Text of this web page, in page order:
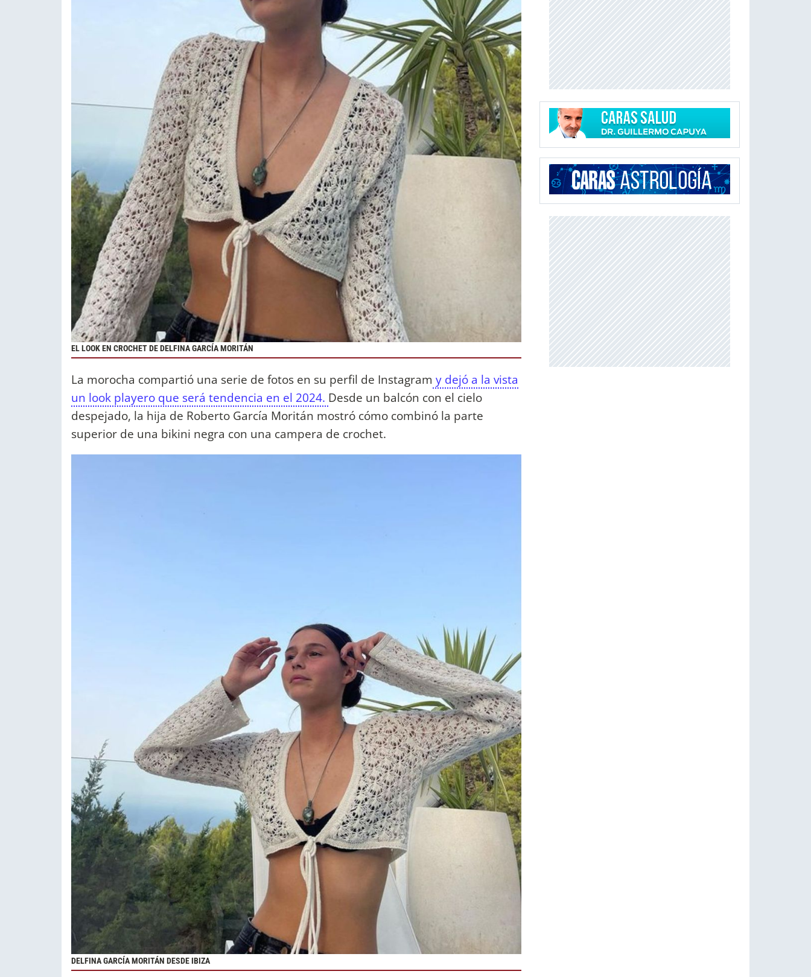
EL LOOK EN CROCHET DE DELFINA GARCÍA MORITÁN
La morocha compartió una serie de fotos en su perfil de Instagram y dejó a la vista
un look playero que será tendencia en el 2024. Desde un balcón con el cielo
despejado, la hija de Roberto García Moritán mostró cómo combinó la parte
superior de una bikini negra con una campera de crochet.
DELFINA GARCÍA MORITÁN DESDE IBIZA